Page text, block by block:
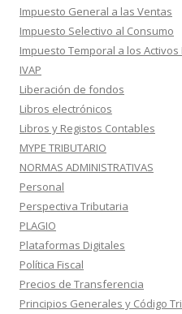
Impuesto General a las Ventas
Impuesto Selectivo al Consumo
Impuesto Temporal a los Activos
IVAP
Liberación de fondos
Libros electrónicos
Libros y Registos Contables
MYPE TRIBUTARIO
NORMAS ADMINISTRATIVAS
Personal
Perspectiva Tributaria
PLAGIO
Plataformas Digitales
Política Fiscal
Precios de Transferencia
Principios Generales y Código